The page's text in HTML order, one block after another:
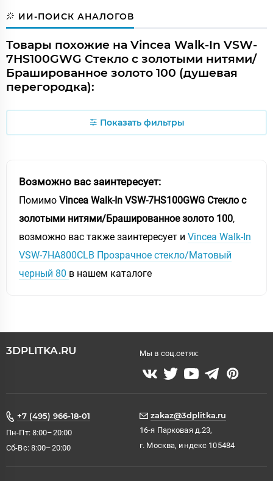
ИИ-ПОИСК АНАЛОГОВ
Товары похожие на Vincea Walk-In VSW-
7HS100GWG Стекло с золотыми нитями/
Брашированное золото 100 (душевая
перегородка):
Показать фильтры
Возможно вас заинтересует:
Помимо Vincea Walk-In VSW-7HS100GWG Стекло с
золотыми нитями/Брашированное золото 100,
возможно вас также заинтересует и Vincea Walk-In
VSW-7HA800CLB Прозрачное стекло/Матовый
черный 80 в нашем каталоге
3DPLITKA.RU Мы в соц.сетях:
+7 (495) 966-18-01
Пн-Пт: 8:00–20:00
Сб-Вс: 8:00–20:00
zakaz@3dplitka.ru
16-я Парковая д.23,
г. Москва, индекс 105484